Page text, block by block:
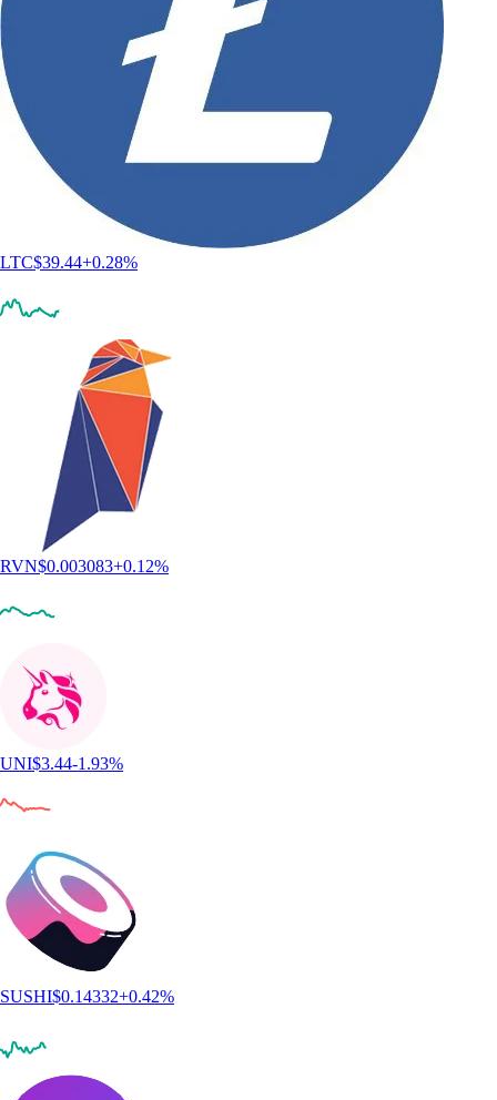
LTC$39.44+0.28%
RVN$0.003083+0.12%
UNI$3.44-1.93%
SUSHI$0.14332+0.42%